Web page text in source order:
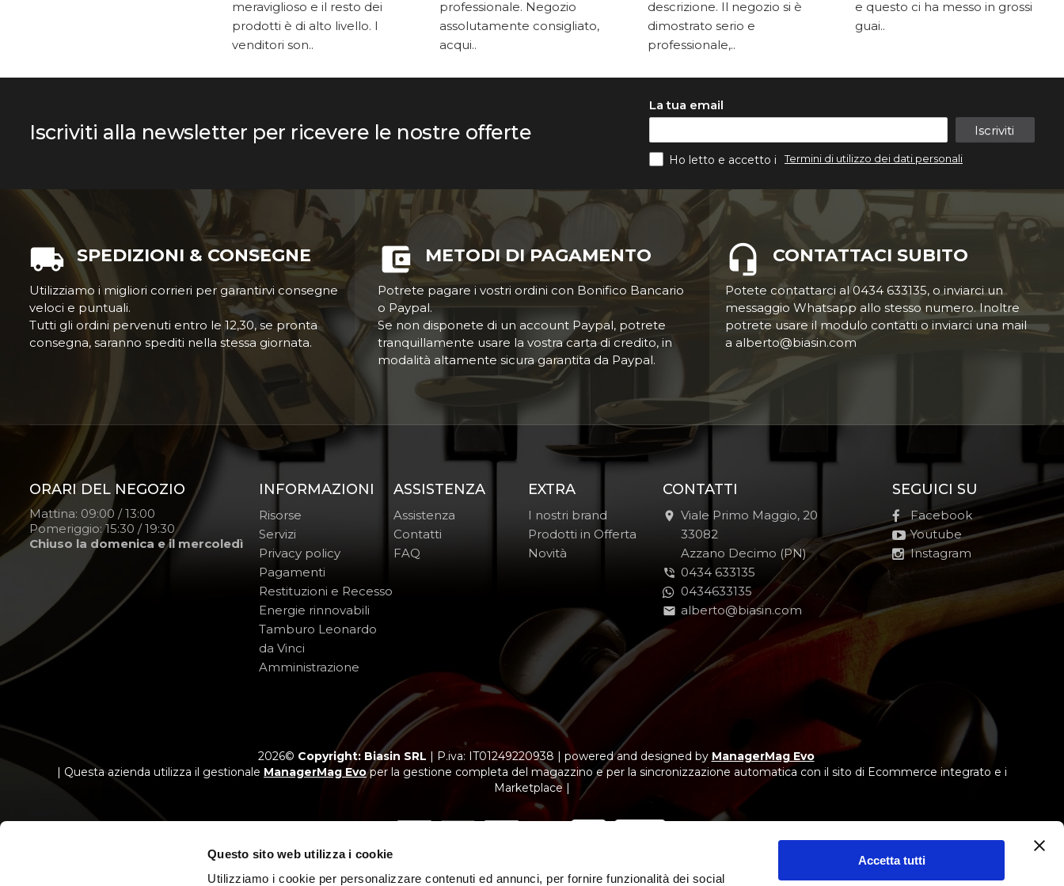
Questo sito web utilizza i cookie
Utilizziamo i cookie per personalizzare contenuti ed annunci, per fornire funzionalità dei social
Accetta tutti
meraviglioso e il resto dei
prodotti è di alto livello. I
venditori son..
professionale. Negozio
assolutamente consigliato,
acqui..
descrizione. Il negozio si è
dimostrato serio e
professionale,..
e questo ci ha messo in grossi
guai..
Iscriviti alla newsletter per ricevere le nostre offerte
La tua email
Iscriviti
Ho letto e accetto i Termini di utilizzo dei dati personali
SPEDIZIONI & CONSEGNE
Utilizziamo i migliori corrieri per garantirvi consegne
veloci e puntuali.
Tutti gli ordini pervenuti entro le 12,30, se pronta
consegna, saranno spediti nella stessa giornata.
METODI DI PAGAMENTO
Potrete pagare i vostri ordini con Bonifico Bancario
o Paypal.
Se non disponete di un account Paypal, potrete
tranquillamente usare la vostra carta di credito, in
modalità altamente sicura garantita da Paypal.
CONTATTACI SUBITO
Potete contattarci al 0434 633135, o inviarci un
messaggio Whatsapp allo stesso numero. Inoltre
potrete usare il modulo contatti o inviarci una mail
a alberto@biasin.com
ORARI DEL NEGOZIO
Mattina: 09:00 / 13:00
Pomeriggio: 15:30 / 19:30
Chiuso la domenica e il mercoledì
INFORMAZIONI
Risorse
Servizi
Privacy policy
Pagamenti
Restituzioni e Recesso
Energie rinnovabili
Tamburo Leonardo
da Vinci
Amministrazione
ASSISTENZA
Assistenza
Contatti
FAQ
EXTRA
I nostri brand
Prodotti in Offerta
Novità
CONTATTI
Viale Primo Maggio, 20
-
33082
-
Azzano Decimo (PN)
0434 633135
0434633135
alberto@biasin.com
SEGUICI SU
Facebook
Youtube
Instagram
2026© Copyright: Biasin SRL | P.iva: IT01249220938 | powered and designed by ManagerMag Evo
| Questa azienda utilizza il gestionale ManagerMag Evoper la gestione completa del magazzino e per la sincronizzazione automatica con il sito di Ecommerce integrato e i
Marketplace |
Messaggio pubblicitario con finalità promozionale. Offerta di credito finalizzato. IEBCC nel percorso online.